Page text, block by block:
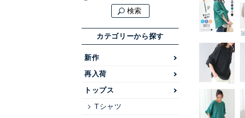
検索
カテゴリーから探す
新作
再入荷
トップス
Tシャツ